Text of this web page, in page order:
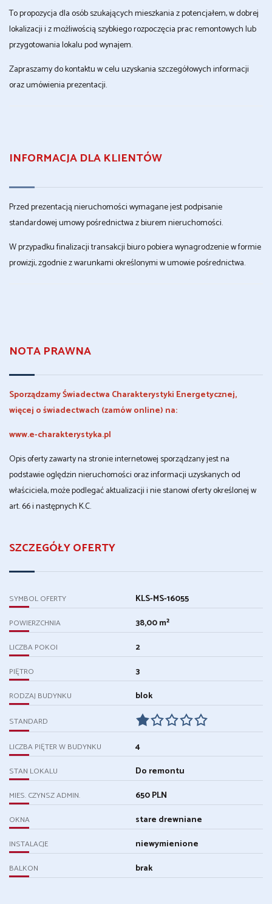
To propozycja dla osób szukających mieszkania z potencjałem, w dobrej
lokalizacji i z możliwością szybkiego rozpoczęcia prac remontowych lub
przygotowania lokalu pod wynajem.
Zapraszamy do kontaktu w celu uzyskania szczegółowych informacji
oraz umówienia prezentacji.
INFORMACJA DLA KLIENTÓW
Przed prezentacją nieruchomości wymagane jest podpisanie
standardowej umowy pośrednictwa z biurem nieruchomości.
W przypadku finalizacji transakcji biuro pobiera wynagrodzenie w formie
prowizji, zgodnie z warunkami określonymi w umowie pośrednictwa.
NOTA PRAWNA
Sporządzamy Świadectwa Charakterystyki Energetycznej,
więcej o świadectwach (zamów online) na:
www.e-charakterystyka.pl
Opis oferty zawarty na stronie internetowej sporządzany jest na
podstawie oględzin nieruchomości oraz informacji uzyskanych od
właściciela, może podlegać aktualizacji i nie stanowi oferty określonej w
art. 66 i następnych K.C.
SZCZEGÓŁY OFERTY
SYMBOL OFERTY KLS-MS-16055
POWIERZCHNIA 38,00 m²
LICZBA POKOI 2
PIĘTRO 3
RODZAJ BUDYNKU blok
STANDARD
LICZBA PIĘTER W BUDYNKU 4
STAN LOKALU Do remontu
MIES. CZYNSZ ADMIN. 650 PLN
OKNA stare drewniane
INSTALACJE niewymienione
BALKON brak